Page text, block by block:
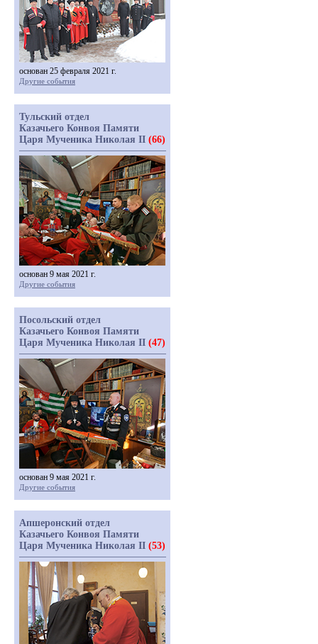
основан 25 февраля 2021 г.
Другие события
Тульский отдел
Казачьего Конвоя Памяти
Царя Мученика Николая II (66)
основан 9 мая 2021 г.
Другие события
Посольский отдел
Казачьего Конвоя Памяти
Царя Мученика Николая II (47)
основан 9 мая 2021 г.
Другие события
Апшеронский отдел
Казачьего Конвоя Памяти
Царя Мученика Николая II (53)